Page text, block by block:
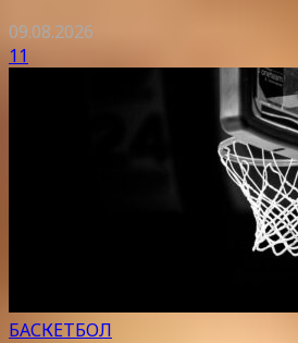
09.08.2026
11
БАСКЕТБОЛ